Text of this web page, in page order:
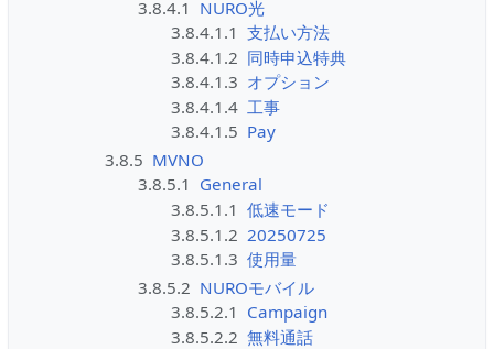
3.8.4.1 NURO光
3.8.4.1.1 支払い方法
3.8.4.1.2 同時申込特典
3.8.4.1.3 オプション
3.8.4.1.4 工事
3.8.4.1.5 Pay
3.8.5 MVNO
3.8.5.1 General
3.8.5.1.1 低速モード
3.8.5.1.2 20250725
3.8.5.1.3 使用量
3.8.5.2 NUROモバイル
3.8.5.2.1 Campaign
3.8.5.2.2 無料通話